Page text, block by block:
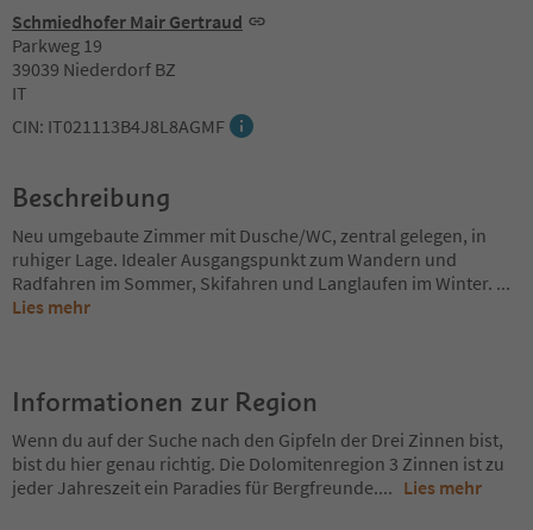
Schmiedhofer Mair Gertraud
Parkweg 19
39039 Niederdorf BZ
IT
CIN: IT021113B4J8L8AGMF
Beschreibung
Neu umgebaute Zimmer mit Dusche/WC, zentral gelegen, in
ruhiger Lage. Idealer Ausgangspunkt zum Wandern und
Radfahren im Sommer, Skifahren und Langlaufen im Winter. ...
Lies mehr
Informationen zur Region
Wenn du auf der Suche nach den Gipfeln der Drei Zinnen bist,
bist du hier genau richtig. Die Dolomitenregion 3 Zinnen ist zu
jeder Jahreszeit ein Paradies für Bergfreunde.... Lies mehr